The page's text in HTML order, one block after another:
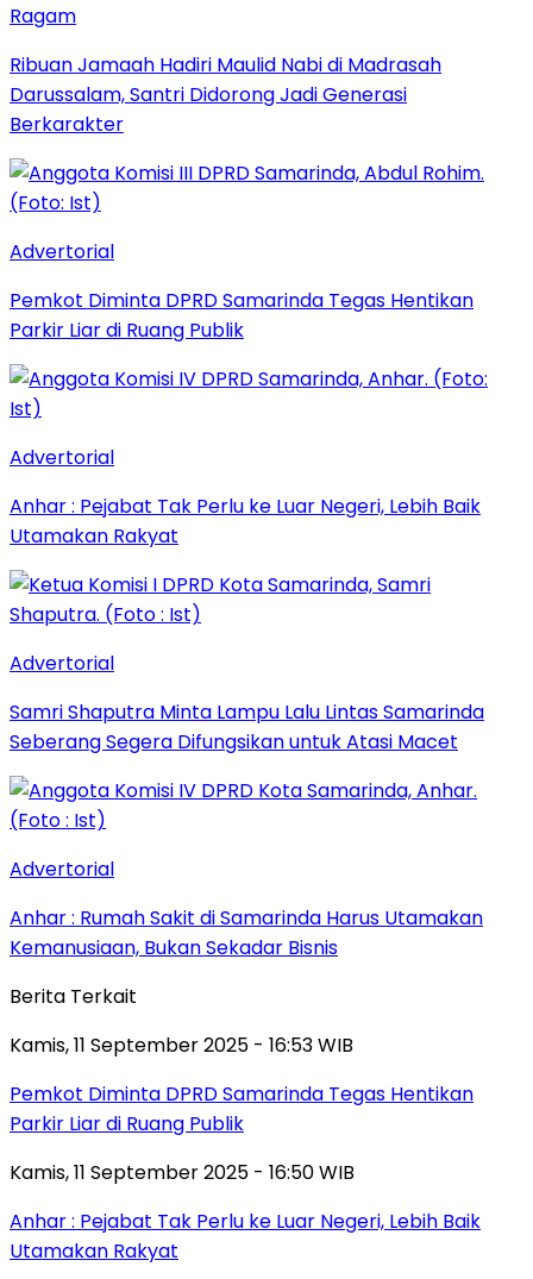
Ragam
Ribuan Jamaah Hadiri Maulid Nabi di Madrasah
Darussalam, Santri Didorong Jadi Generasi
Berkarakter
Advertorial
Pemkot Diminta DPRD Samarinda Tegas Hentikan
Parkir Liar di Ruang Publik
Advertorial
Anhar : Pejabat Tak Perlu ke Luar Negeri, Lebih Baik
Utamakan Rakyat
Advertorial
Samri Shaputra Minta Lampu Lalu Lintas Samarinda
Seberang Segera Difungsikan untuk Atasi Macet
Advertorial
Anhar : Rumah Sakit di Samarinda Harus Utamakan
Kemanusiaan, Bukan Sekadar Bisnis
Berita Terkait
Kamis, 11 September 2025 - 16:53 WIB
Pemkot Diminta DPRD Samarinda Tegas Hentikan
Parkir Liar di Ruang Publik
Kamis, 11 September 2025 - 16:50 WIB
Anhar : Pejabat Tak Perlu ke Luar Negeri, Lebih Baik
Utamakan Rakyat